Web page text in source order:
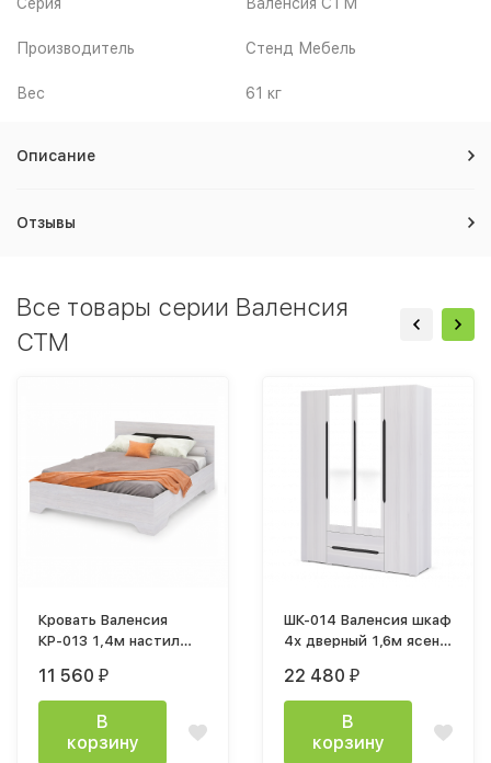
Производитель Стенд Мебель
Вес 61 кг
Описание
Отзывы
Все товары серии Валенсия
СТМ
Кровать Валенсия
КР-013 1,4м настил
11 560 ₽
В
корзину
ШК-014 Валенсия шкаф
4х дверный 1,6м ясень
22 480 ₽
В
корзину